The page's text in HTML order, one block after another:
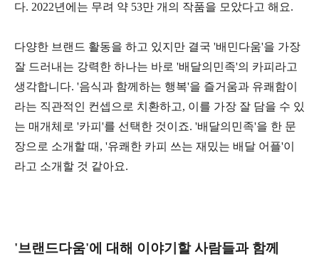
다. 2022년에는 무려 약 53만 개의 작품을 모았다고 해요.
다양한 브랜드 활동을 하고 있지만 결국 '배민다움'을 가장
잘 드러내는 강력한 하나는 바로 '배달의민족'의 카피라고
생각합니다. '음식과 함께하는 행복'을 즐거움과 유쾌함이
라는 직관적인 컨셉으로 치환하고, 이를 가장 잘 담을 수 있
는 매개체로 '카피'를 선택한 것이죠. '배달의민족'을 한 문
장으로 소개할 때, '유쾌한 카피 쓰는 재밌는 배달 어플'이
라고 소개할 것 같아요.
'브랜드다움'에 대해 이야기할 사람들과 함께